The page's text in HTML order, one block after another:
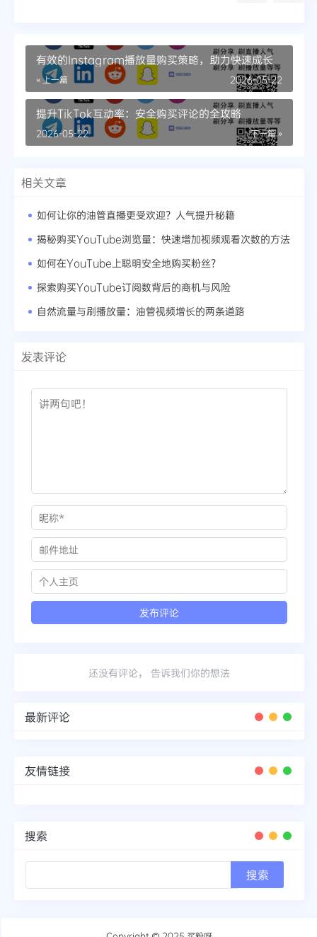
有效的Instagram播放量购买策略，助力快速成长
« 上一篇 2026-05-22
提升TikTok互动率：安全购买评论的全攻略
下一篇 »
2026-05-22
相关文章
如何让你的油管直播更受欢迎？人气提升秘籍
揭秘购买YouTube浏览量：快速增加视频观看次数的方法
如何在YouTube上聪明安全地购买粉丝？
探索购买YouTube订阅数背后的商机与风险
自然流量与刷播放量：油管视频增长的两条道路
发表评论
还没有评论， 告诉我们你的想法
最新评论
友情链接
搜索